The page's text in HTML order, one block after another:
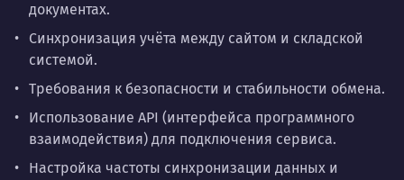
документах.
Синхронизация учёта между сайтом и складской
системой.
Требования к безопасности и стабильности обмена.
Использование API (интерфейса программного
взаимодействия) для подключения сервиса.
Настройка частоты синхронизации данных и